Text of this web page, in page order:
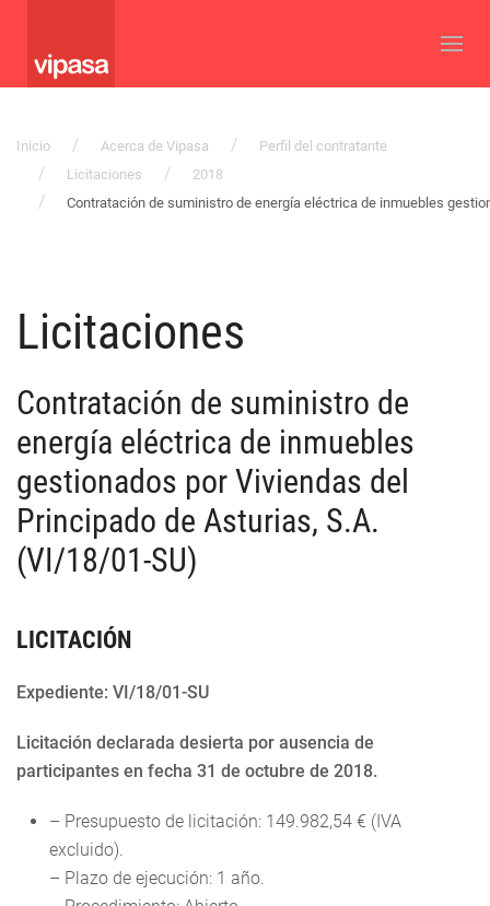
Inicio Acerca de Vipasa
Perfil del contratante
Licitaciones
2018
Contratación de suministro de energía eléctrica de inmuebles
Licitaciones
Contratación de suministro de
energía eléctrica de inmuebles
gestionados por Viviendas del
Principado de Asturias, S.A.
(VI/18/01-SU)
LICITACIÓN
Expediente: VI/18/01-SU
Licitación declarada desierta por ausencia de
participantes en fecha 31 de octubre de 2018.
– Presupuesto de licitación: 149.982,54 € (IVA
excluido).
– Plazo de ejecución: 1 año.